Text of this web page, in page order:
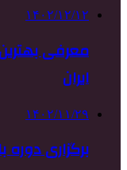
۱۴۰۲/۱۲/۱۲
معرفی
ایران
۱۴۰۲/۱۱/۲۹
برگزاری